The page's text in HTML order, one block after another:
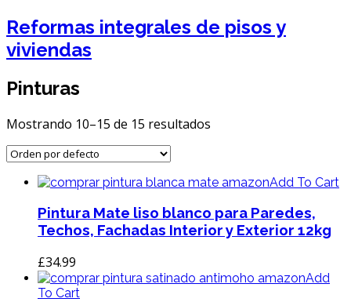
Reformas integrales de pisos y
viviendas
Pinturas
Mostrando 10–15 de 15 resultados
Add To Cart
Pintura Mate liso blanco para Paredes,
Techos, Fachadas Interior y Exterior 12kg
£34.99
Add
To Cart